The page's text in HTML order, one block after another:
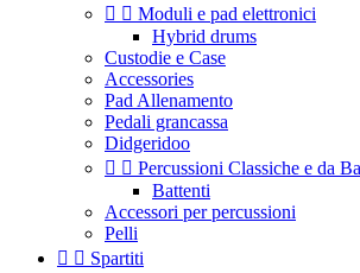
  Moduli e pad elettronici
Hybrid drums
Custodie e Case
Accessories
Pad Allenamento
Pedali grancassa
Didgeridoo
  Percussioni Classiche e da
Battenti
Accessori per percussioni
Pelli
  Spartiti